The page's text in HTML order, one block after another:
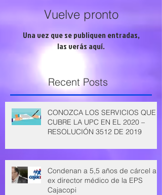
Vuelve pronto
Una vez que se publiquen entradas,
las verás aquí.
Recent Posts
CONOZCA LOS SERVICIOS QUE
CUBRE LA UPC EN EL 2020 –
RESOLUCIÓN 3512 DE 2019
Condenan a 5,5 años de cárcel a
ex director médico de la EPS
Cajacopi